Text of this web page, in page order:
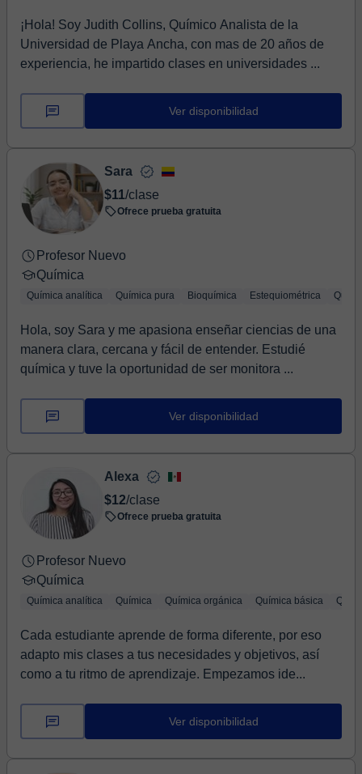
¡Hola! Soy Judith Collins, Químico Analista de la
Universidad de Playa Ancha, con mas de 20 años de
experiencia, he impartido clases en universidades ...
Ver disponibilidad
Sara
$11/clase
Ofrece prueba gratuita
Profesor Nuevo
Química
Química analítica Química pura Bioquímica Estequiométrica
Hola, soy Sara y me apasiona enseñar ciencias de una
manera clara, cercana y fácil de entender. Estudié
química y tuve la oportunidad de ser monitora ...
Ver disponibilidad
Alexa
$12/clase
Ofrece prueba gratuita
Profesor Nuevo
Química
Química analítica Química Química orgánica Química básica
Cada estudiante aprende de forma diferente, por eso
adapto mis clases a tus necesidades y objetivos, así
como a tu ritmo de aprendizaje. Empezamos ide...
Ver disponibilidad